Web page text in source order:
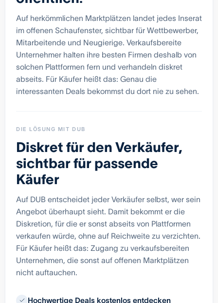
Auf herkömmlichen Marktplätzen landet jedes Inserat
im offenen Schaufenster, sichtbar für Wettbewerber,
Mitarbeitende und Neugierige. Verkaufsbereite
Unternehmer halten ihre besten Firmen deshalb von
solchen Plattformen fern und verhandeln diskret
abseits. Für Käufer heißt das: Genau die
interessanten Deals bekommst du dort nie zu sehen.
DIE LÖSUNG MIT DUB
Diskret für den Verkäufer,
sichtbar für passende
Käufer
Auf DUB entscheidet jeder Verkäufer selbst, wer sein
Angebot überhaupt sieht. Damit bekommt er die
Diskretion, für die er sonst abseits von Plattformen
verkaufen würde, ohne auf Reichweite zu verzichten.
Für Käufer heißt das: Zugang zu verkaufsbereiten
Unternehmen, die sonst auf offenen Marktplätzen
nicht auftauchen.
Hochwertige Deals kostenlos entdecken